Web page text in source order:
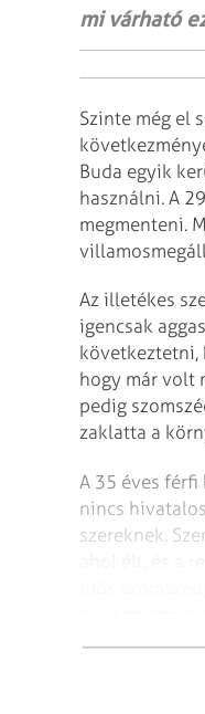
mi várható
Szinte még el
Buda egyik
használni. A
megmenteni.
Az illetékes
igencsak
következtetni,
hogy már volt
pedig
zaklatta a
A 35 éves
nincs
szereknek.
pedig